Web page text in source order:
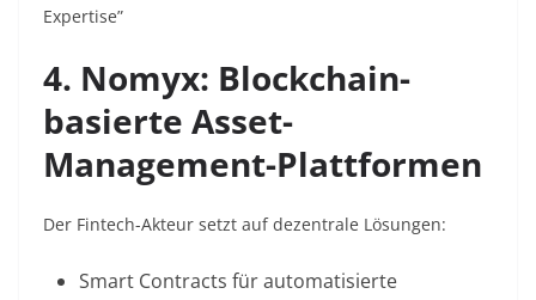
Expertise”
4. Nomyx: Blockchain-
basierte Asset-
Management-Plattformen
Der Fintech-Akteur setzt auf dezentrale Lösungen:
Smart Contracts für automatisierte